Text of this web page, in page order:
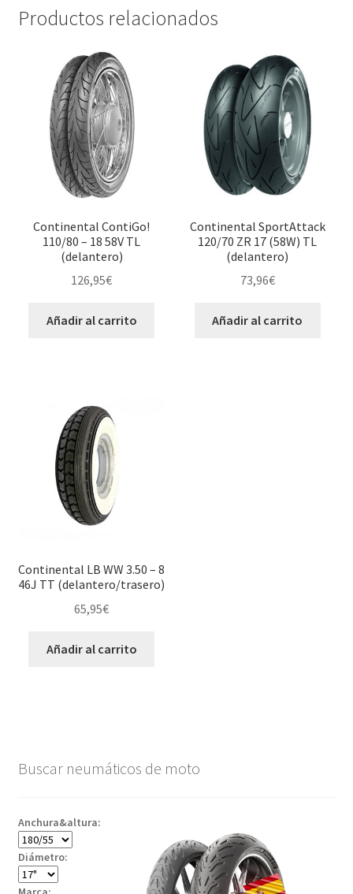
Productos relacionados
Continental ContiGo!
110/80 – 18 58V TL
(delantero)
126,95€
Añadir al carrito
Continental SportAttack
120/70 ZR 17 (58W) TL
(delantero)
73,96€
Añadir al carrito
Continental LB WW 3.50 – 8
46J TT (delantero/trasero)
65,95€
Añadir al carrito
Buscar neumáticos de moto
Anchura&altura:
Diámetro: